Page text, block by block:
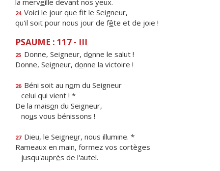
la merveille devant nos yeux.
24 Voici le jour que ft le Seigneur,
qu'il soit pour nous jour de fête et de joie !
PSAUME : 117 - III
25 Donne, Seigneur, donne le salut !
Donne, Seigneur, donne la victoire !
26 Béni soit au nom du Seigneur
celui qui vient ! *
De la maison du Seigneur,
nous vous bénissons !
27 Dieu, le Seigneur, nous illumine. *
Rameaux en main, formez vos cortèges
jusqu'auprès de l'autel.